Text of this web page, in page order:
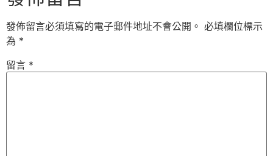
發佈留言必須填寫的電子郵件地址不會公開。 必填欄位標示
為 *
留言 *